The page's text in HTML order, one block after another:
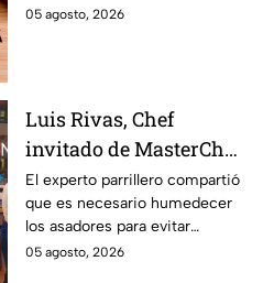
05 agosto, 2026
Luis Rivas, Chef
invitado de MasterChef
24/7 destaca la
importancia del agua
para la preparación de
cualquier asado
El experto parrillero compartió
que es necesario humedecer
los asadores para evitar
accidentes
05 agosto, 2026